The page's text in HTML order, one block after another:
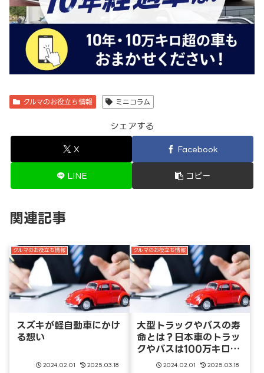
クルマのお役立ち情報 ミニコラム
シェアする
X Facebook
LINE コピー
関連記事
クルマのお役立ち情報
スズキが軽自動車にかけ
る想い
2024.02.01 2025.03.18
クルマのお役立ち情報
大型トラックやバスの寿
命とは？日本車のトラッ
クやバスは100万キロを
超えても海外で元気に走
2024.02.01 2025.03.18